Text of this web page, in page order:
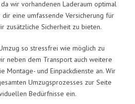
wir vorhandenen Laderaum optimal
eine umfassende Versicherung für
zusätzliche Sicherheit zu bieten.
so stressfrei wie möglich zu
neben dem Transport auch weitere
Montage- und Einpackdienste an. Wir
Umzugsprozesses zur Seite
Bedürfnisse ein.